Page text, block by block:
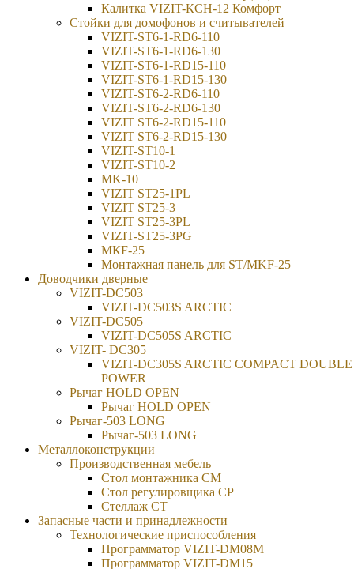
Калитка VIZIT-КСН-12 Комфорт
Стойки для домофонов и считывателей
VIZIT-ST6-1-RD6-110
VIZIT-ST6-1-RD6-130
VIZIT-ST6-1-RD15-110
VIZIT-ST6-1-RD15-130
VIZIT-ST6-2-RD6-110
VIZIT-ST6-2-RD6-130
VIZIT ST6-2-RD15-110
VIZIT ST6-2-RD15-130
VIZIT-ST10-1
VIZIT-ST10-2
MK-10
VIZIT ST25-1PL
VIZIT ST25-3
VIZIT ST25-3PL
VIZIT-ST25-3PG
МКF-25
Монтажная панель для ST/MKF-25
Доводчики дверные
VIZIT-DC503
VIZIT-DC503S ARCTIC
VIZIT-DC505
VIZIT-DC505S ARCTIC
VIZIT- DC305
VIZIT-DC305S ARCTIC COMPACT DOUBLE
POWER
Рычаг HOLD OPEN
Рычаг HOLD OPEN
Рычаг-503 LONG
Рычаг-503 LONG
Металлоконструкции
Производственная мебель
Стол монтажника СМ
Стол регулировщика СР
Стеллаж СТ
Запасные части и принадлежности
Технологические приспособления
Программатор VIZIT-DM08M
Программатор VIZIT-DM15